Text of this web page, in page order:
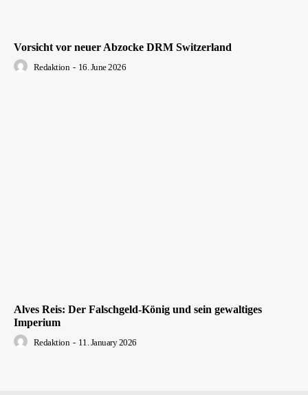
Vorsicht vor neuer Abzocke DRM Switzerland
Redaktion - 16. June 2026
Alves Reis: Der Falschgeld-König und sein gewaltiges
Imperium
Redaktion - 11. January 2026